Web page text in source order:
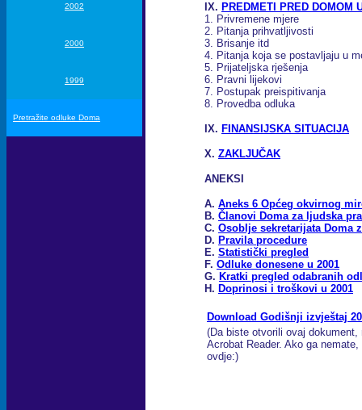
2002
2000
1999
Pretražite odluke Doma
IX. PREDMETI PRED DOMOM
1. Privremene mjere
2. Pitanja prihvatljivosti
3. Brisanje itd
4. Pitanja koja se postavljaju u
5. Prijateljska rješenja
6. Pravni lijekovi
7. Postupak preispitivanja
8. Provedba odluka
IX. FINANSIJSKA SITUACIJA
X. ZAKLJUČAK
ANEKSI
A. Aneks 6 Općeg okvirnog
B. Članovi Doma za ljudska
C. Osoblje sekretarijata Doma
D. Pravila procedure
E. Statistički pregled
F. Odluke donesene u 2001
G. Kratki pregled odabranih
H. Doprinosi i troškovi u 2001
Download Godišnji izvještaj
(Da biste otvorili ovaj
Acrobat Reader. Ako ga
ovdje:)